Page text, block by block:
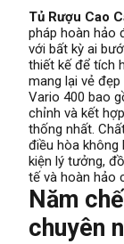
Tủ Rượu Cao
pháp hoàn hảo
với bất kỳ ai
thiết kế để tích
mang lại vẻ
Vario 400 bao
chỉnh và kết
thống nhất.
điều hòa không
kiện lý tưởng,
tế và hoàn hảo
Năm
chuyên